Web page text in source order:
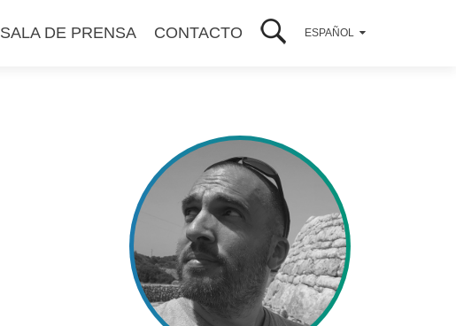
SALA DE PRENSA CONTACTO ESPAÑOL